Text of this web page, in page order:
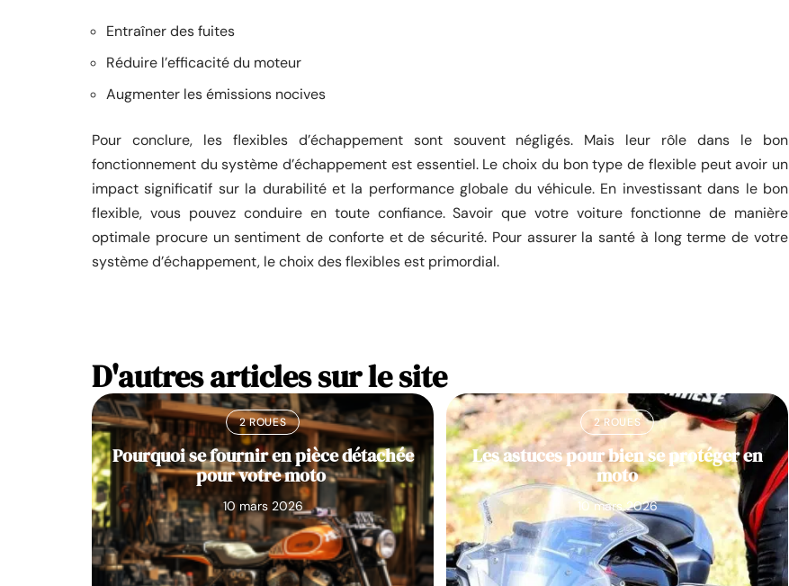
Entraîner des fuites
Réduire l’efficacité du moteur
Augmenter les émissions nocives
Pour conclure, les flexibles d’échappement sont souvent négligés. Mais leur rôle dans le bon
fonctionnement du système d’échappement est essentiel. Le choix du bon type de flexible peut avoir un
impact significatif sur la durabilité et la performance globale du véhicule. En investissant dans le bon
flexible, vous pouvez conduire en toute confiance. Savoir que votre voiture fonctionne de manière
optimale procure un sentiment de conforte et de sécurité. Pour assurer la santé à long terme de votre
système d’échappement, le choix des flexibles est primordial.
D'autres articles sur le site
2 ROUES
Pourquoi se fournir en pièce détachée
pour votre moto
10 mars 2026
2 ROUES
Les astuces pour bien se protéger en
moto
10 mars 2026